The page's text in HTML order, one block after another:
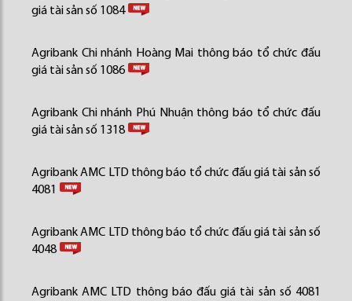
giá tài sản số 1084
Agribank Chi nhánh Hoàng Mai thông báo tổ chức đấu
giá tài sản số 1086
Agribank Chi nhánh Phú Nhuận thông báo tổ chức đấu
giá tài sản số 1318
Agribank AMC LTD thông báo tổ chức đấu giá tài sản số
4081
Agribank AMC LTD thông báo tổ chức đấu giá tài sản số
4048
Agribank AMC LTD thông báo đấu giá tài sản số 4081